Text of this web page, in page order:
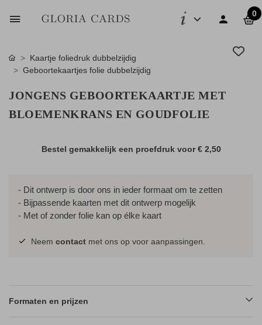
0
Kaartje foliedruk dubbelzijdig
Geboortekaartjes folie dubbelzijdig
JONGENS GEBOORTEKAARTJE MET
BLOEMENKRANS EN GOUDFOLIE
Bestel gemakkelijk een proefdruk voor€ 2,50
- Dit ontwerp is door ons in ieder formaat om te zetten
- Bijpassende kaarten met dit ontwerp mogelijk
- Met of zonder folie kan op élke kaart
Neem contact met ons op voor aanpassingen.
Formaten en prijzen